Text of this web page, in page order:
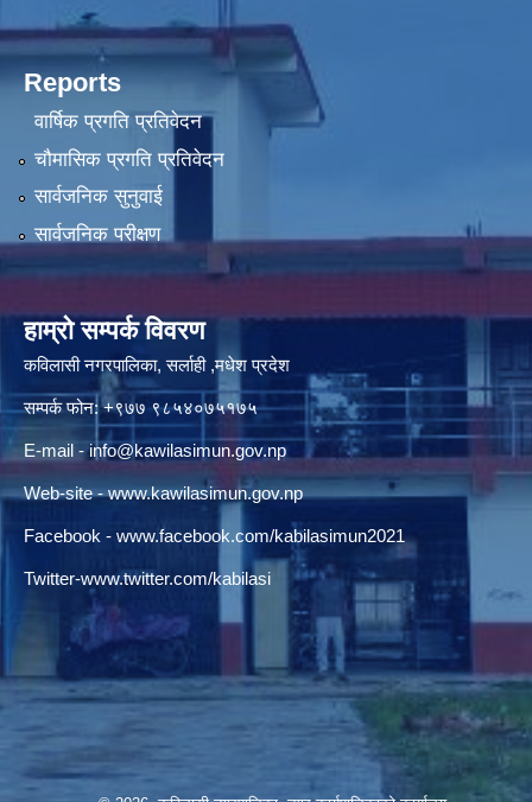
Reports
वार्षिक प्रगति प्रतिवेदन
चौमासिक प्रगति प्रतिवेदन
सार्वजनिक सुनुवाई
सार्वजनिक परीक्षण
हाम्रो सम्पर्क विवरण
कविलासी नगरपालिका, सर्लाही ,मधेश प्रदेश
सम्पर्क फोन: +९७७ ९८५४०७५१७५
E-mail -info@kawilasimun.gov.np
Web-site -www.kawilasimun.gov.np
Facebook - www.facebook.com/kabilasimun2021
Twitter-www.twitter.com/kabilasi